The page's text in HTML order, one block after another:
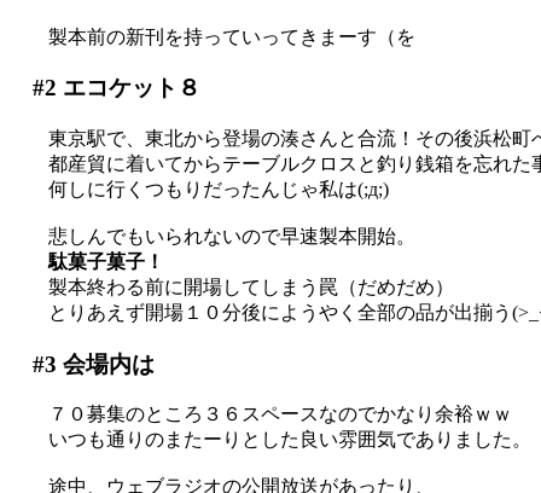
製本前の新刊を持っていってきまーす（を
#2 エコケット８
東京駅で、東北から登場の湊さんと合流！その後浜松町
都産貿に着いてからテーブルクロスと釣り銭箱を忘れた
何しに行くつもりだったんじゃ私は(;д;)
悲しんでもいられないので早速製本開始。
駄菓子菓子！
製本終わる前に開場してしまう罠（だめだめ）
とりあえず開場１０分後にようやく全部の品が出揃う
#3 会場内は
７０募集のところ３６スペースなのでかなり余裕ｗｗ
いつも通りのまたーりとした良い雰囲気でありました。
途中、ウェブラジオの公開放送があったり、